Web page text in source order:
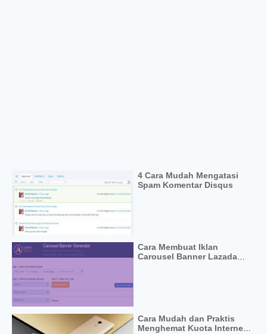
4 Cara Mudah Mengatasi
Spam Komentar Disqus
Cara Membuat Iklan
Carousel Banner Lazada
Cara Mudah dan Praktis
Menghemat Kuota Internet